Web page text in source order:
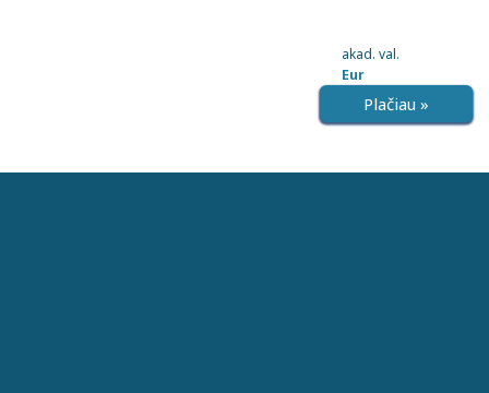
akad. val.
Eur
Plačiau »